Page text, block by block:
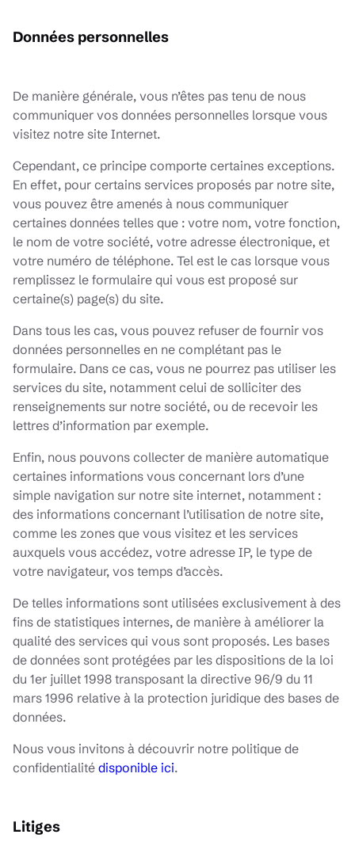
Données personnelles
De manière générale, vous n’êtes pas tenu de nous
communiquer vos données personnelles lorsque vous
visitez notre site Internet.
Cependant, ce principe comporte certaines exceptions.
En effet, pour certains services proposés par notre site,
vous pouvez être amenés à nous communiquer
certaines données telles que : votre nom, votre fonction,
le nom de votre société, votre adresse électronique, et
votre numéro de téléphone. Tel est le cas lorsque vous
remplissez le formulaire qui vous est proposé sur
certaine(s) page(s) du site.
Dans tous les cas, vous pouvez refuser de fournir vos
données personnelles en ne complétant pas le
formulaire. Dans ce cas, vous ne pourrez pas utiliser les
services du site, notamment celui de solliciter des
renseignements sur notre société, ou de recevoir les
lettres d’information par exemple.
Enfin, nous pouvons collecter de manière automatique
certaines informations vous concernant lors d’une
simple navigation sur notre site internet, notamment :
des informations concernant l’utilisation de notre site,
comme les zones que vous visitez et les services
auxquels vous accédez, votre adresse IP, le type de
votre navigateur, vos temps d’accès.
De telles informations sont utilisées exclusivement à des
fins de statistiques internes, de manière à améliorer la
qualité des services qui vous sont proposés. Les bases
de données sont protégées par les dispositions de la loi
du 1er juillet 1998 transposant la directive 96/9 du 11
mars 1996 relative à la protection juridique des bases de
données.
Nous vous invitons à découvrir notre politique de
confidentialité disponible ici.
Litiges